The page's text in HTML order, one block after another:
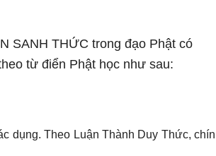
SANH THỨC trong đạo Phật có
từ điển Phật học như sau:
dụng. Theo Luận Thành Duy Thức, chín